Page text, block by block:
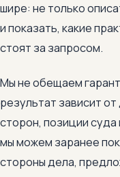
шире: не только
и показать, какие
стоят за запросом.
Мы не обещаем
результат зависит
сторон, позиции
мы можем заранее
стороны дела,